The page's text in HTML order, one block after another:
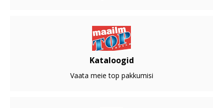
Kataloogid
Vaata meie top pakkumisi